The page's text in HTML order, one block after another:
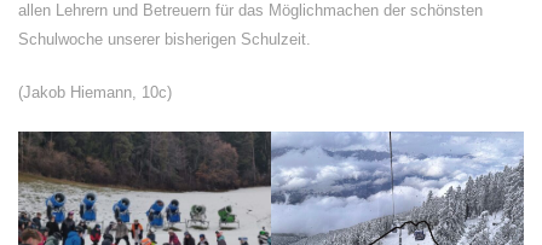
allen Lehrern und Betreuern für das Möglichmachen der schönsten
Schulwoche unserer bisherigen Schulzeit.
(Jakob Hiemann, 10c)